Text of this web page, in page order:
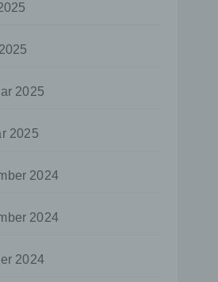
2025
2025
2024
2024
2024